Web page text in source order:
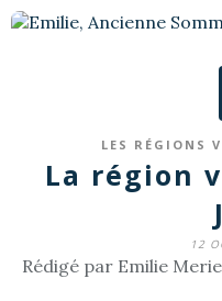
LES RÉGIONS
La région
12
Rédigé par Emilie